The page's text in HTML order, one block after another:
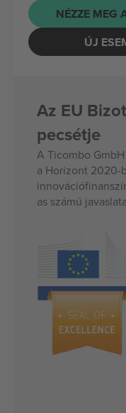
NÉZZE MEG
ÚJ
Az EU
pecsétje
A Ticombo
a Horizont 2020-
as számú